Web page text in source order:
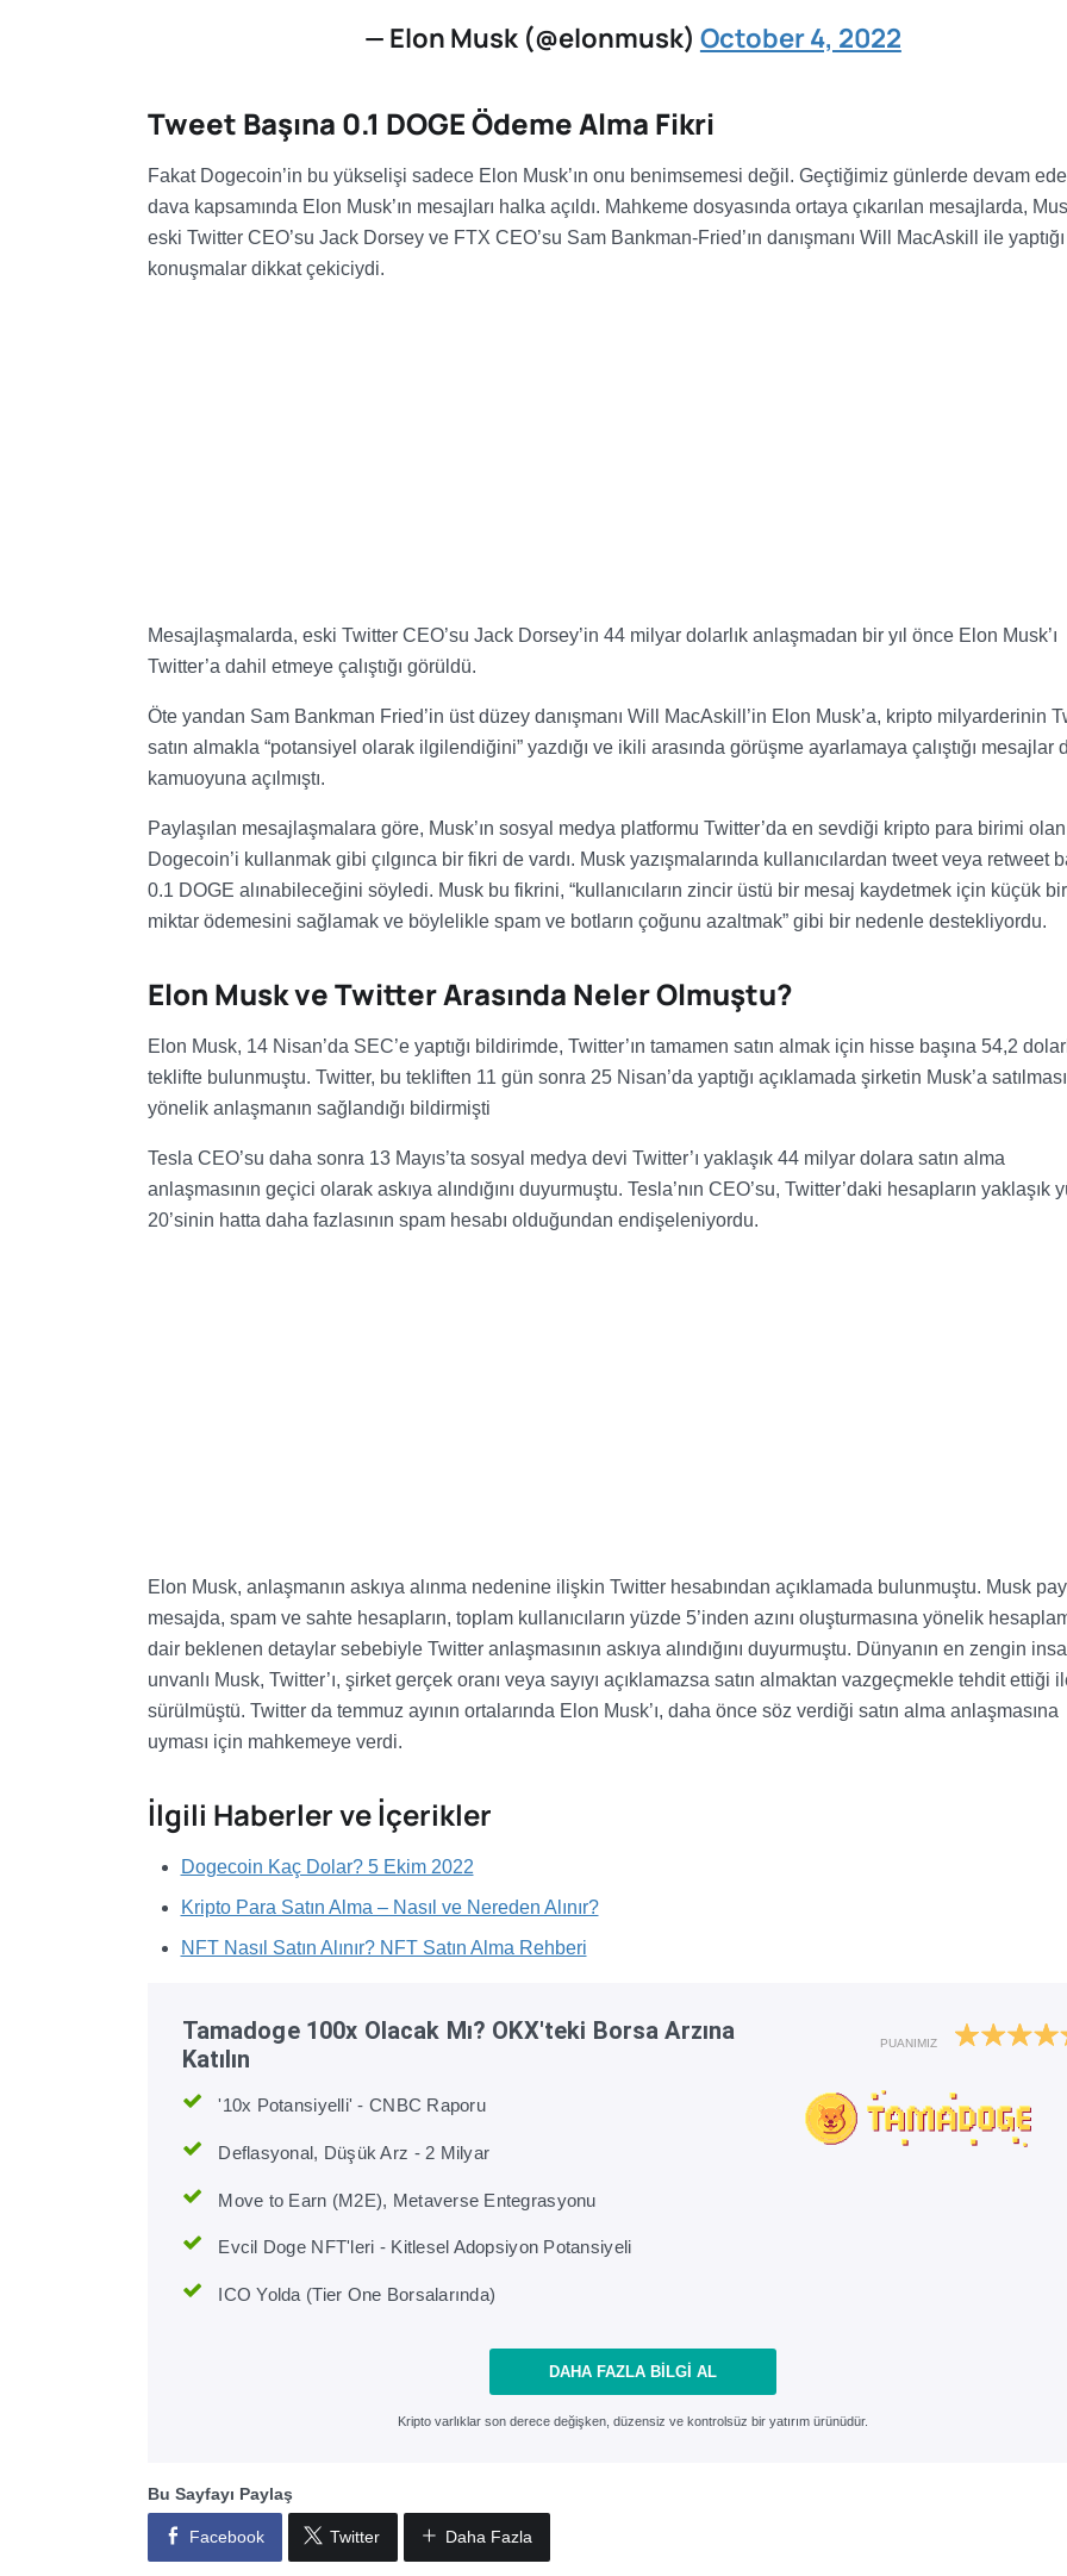
— Elon Musk (@elonmusk) October 4, 2022
Tweet Başına 0.1 DOGE Ödeme Alma Fikri
Fakat Dogecoin’in bu yükselişi sadece Elon Musk’ın onu benimsemesi değil. Geçtiğimiz günlerde devam
dava kapsamında Elon Musk’ın mesajları halka açıldı. Mahkeme dosyasında ortaya çıkarılan mesajlarda,
eski Twitter CEO’su Jack Dorsey ve FTX CEO’su Sam Bankman-Fried’ın danışmanı Will MacAskill ile yaptığı
konuşmalar dikkat çekiciydi.
Mesajlaşmalarda, eski Twitter CEO’su Jack Dorsey’in 44 milyar dolarlık anlaşmadan bir yıl önce Elon Musk’ı
Twitter’a dahil etmeye çalıştığı görüldü.
Öte yandan Sam Bankman Fried’in üst düzey danışmanı Will MacAskill’in Elon Musk’a, kripto milyarderinin
satın almakla “potansiyel olarak ilgilendiğini” yazdığı ve ikili arasında görüşme ayarlamaya çalıştığı mesajlar
kamuoyuna açılmıştı.
Paylaşılan mesajlaşmalara göre, Musk’ın sosyal medya platformu Twitter’da en sevdiği kripto para birimi olan
Dogecoin’i kullanmak gibi çılgınca bir fikri de vardı. Musk yazışmalarında kullanıcılardan tweet veya retweet
0.1 DOGE alınabileceğini söyledi. Musk bu fikrini, “kullanıcıların zincir üstü bir mesaj kaydetmek için küçük bir
miktar ödemesini sağlamak ve böylelikle spam ve botların çoğunu azaltmak” gibi bir nedenle destekliyordu.
Elon Musk ve Twitter Arasında Neler Olmuştu?
Elon Musk, 14 Nisan’da SEC’e yaptığı bildirimde, Twitter’ın tamamen satın almak için hisse başına 54,2
teklifte bulunmuştu. Twitter, bu tekliften 11 gün sonra 25 Nisan’da yaptığı açıklamada şirketin Musk’a
yönelik anlaşmanın sağlandığı bildirmişti
Tesla CEO’su daha sonra 13 Mayıs’ta sosyal medya devi Twitter’ı yaklaşık 44 milyar dolara satın alma
anlaşmasının geçici olarak askıya alındığını duyurmuştu. Tesla’nın CEO’su, Twitter’daki hesapların yaklaşık
20’sinin hatta daha fazlasının spam hesabı olduğundan endişeleniyordu.
Elon Musk, anlaşmanın askıya alınma nedenine ilişkin Twitter hesabından açıklamada bulunmuştu. Musk
mesajda, spam ve sahte hesapların, toplam kullanıcıların yüzde 5’inden azını oluşturmasına yönelik
dair beklenen detaylar sebebiyle Twitter anlaşmasının askıya alındığını duyurmuştu. Dünyanın en zengin
unvanlı Musk, Twitter’ı, şirket gerçek oranı veya sayıyı açıklamazsa satın almaktan vazgeçmekle tehdit ettiği
sürülmüştü. Twitter da temmuz ayının ortalarında Elon Musk’ı, daha önce söz verdiği satın alma anlaşmasına
uyması için mahkemeye verdi.
İlgili Haberler ve İçerikler
Dogecoin Kaç Dolar? 5 Ekim 2022
Kripto Para Satın Alma – Nasıl ve Nereden Alınır?
NFT Nasıl Satın Alınır? NFT Satın Alma Rehberi
Tamadoge 100x Olacak Mı? OKX'teki Borsa Arzına
Katılın
PUANIMIZ
'10x Potansiyelli' - CNBC Raporu
Deflasyonal, Düşük Arz - 2 Milyar
Move to Earn (M2E), Metaverse Entegrasyonu
Evcil Doge NFT'leri - Kitlesel Adopsiyon Potansiyeli
ICO Yolda (Tier One Borsalarında)
DAHA FAZLA BILGI AL
Kripto varlıklar son derece değişken, düzensiz ve kontrolsüz bir yatırım ürünüdür.
Bu Sayfayı Paylaş
Facebook Twitter Daha Fazla